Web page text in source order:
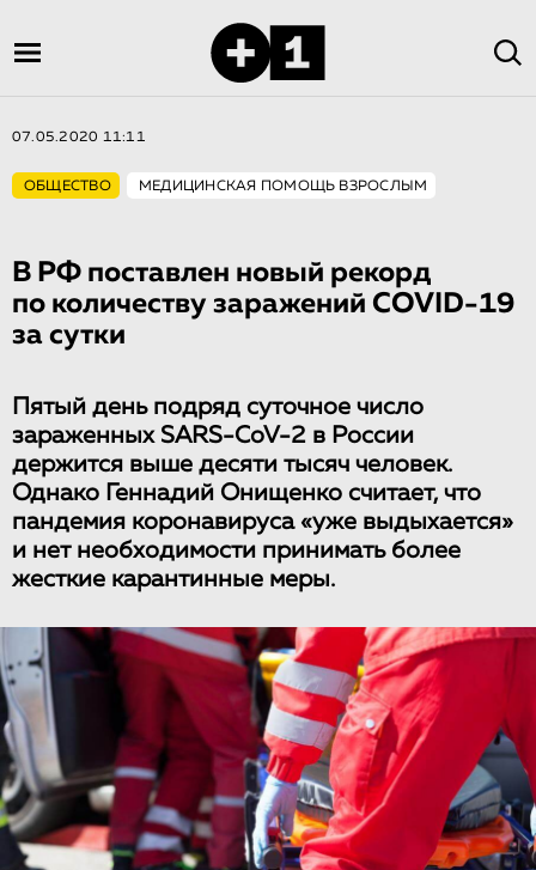
07.05.2020 11:11
ОБЩЕСТВО МЕДИЦИНСКАЯ ПОМОЩЬ ВЗРОСЛЫМ
В РФ поставлен новый рекорд
по количеству заражений COVID-19
за сутки
Пятый день подряд суточное число
зараженных SARS-CoV-2 в России
держится выше десяти тысяч человек.
Однако Геннадий Онищенко считает, что
пандемия коронавируса «уже выдыхается»
и нет необходимости принимать более
жесткие карантинные меры.